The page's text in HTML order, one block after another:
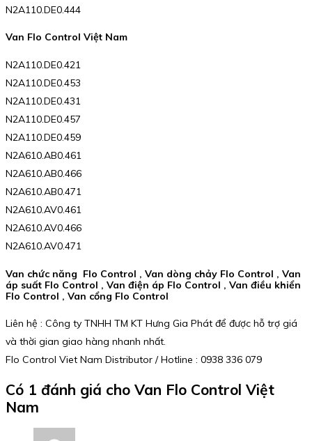
N2A110.DE0.444
Van Flo Control Việt Nam
N2A110.DE0.421
N2A110.DE0.453
N2A110.DE0.431
N2A110.DE0.457
N2A110.DE0.459
N2A610.AB0.461
N2A610.AB0.466
N2A610.AB0.471
N2A610.AV0.461
N2A610.AV0.466
N2A610.AV0.471
Van chức năng Flo Control , Van dòng chảy Flo Control , Van
áp suất Flo Control , Van điện áp Flo Control , Van điều khiển
Flo Control , Van cổng Flo Control
Liên hệ : Công ty TNHH TM KT Hưng Gia Phát để được hỗ trợ giá
và thời gian giao hàng nhanh nhất.
Flo Control Viet Nam Distributor / Hotline : 0938 336 079
Có 1 đánh giá cho Van Flo Control Việt
Nam